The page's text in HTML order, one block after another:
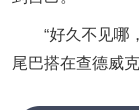
“好久不见哪，
尾巴搭在查德威